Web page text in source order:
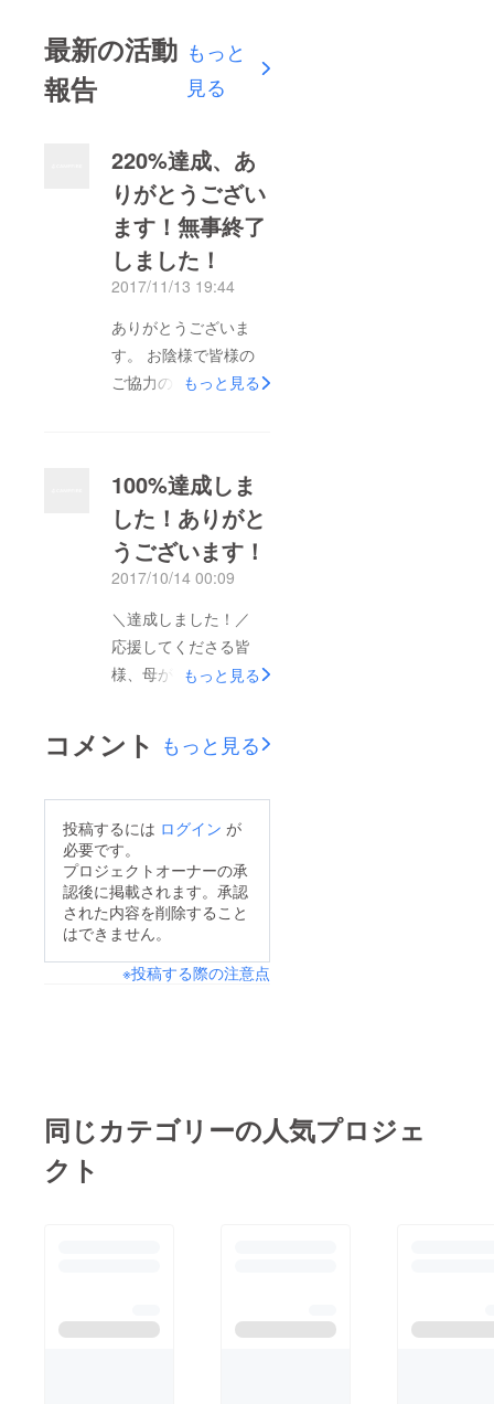
最新の活動
報告
もっと
見る
220%達成、あ
りがとうござい
ます！無事終了
しました！
2017/11/13 19:44
ありがとうございま
す。 お陰様で皆様の
ご協力のより220%を
おはぎ箱を食べてみた
いと思って頂いたこと
が嬉しく思います。食
べていただいた時、そ
のないよう努力してい
きます。 本当にあり
がとうございました。
せて下さい。 皆様こ
きありがとうございま
した。 75歳のおばあ
ちゃんがまだ元気に働
くことが出来る、皆様
の美味しいの顔を見る
ことができると思うだ
けで幸せになりまし
た。 皆様と娘に頂い
ていきます。 改めま
もっと見る
100%達成しま
した！ありがと
うございます！
2017/10/14 00:09
＼達成しました！／
応援してくださる皆
様、母がつくる美味し
ンになって頂きありが
とうございます。 皆
標額を達成することが
できました。本当に感
謝しています。 あり
がとうございました。
く目標額を達成できる
ぱいでした。 ＼200%
目指します！／ 達成
で、残り17日間で
もっと見る
コメント もっと見る
投稿するには ログイン が
必要です。
プロジェクトオーナーの承
認後に掲載されます。承認
された内容を削除すること
はできません。
※投稿する際の注意点
同じカテゴリーの人気プロジェ
クト